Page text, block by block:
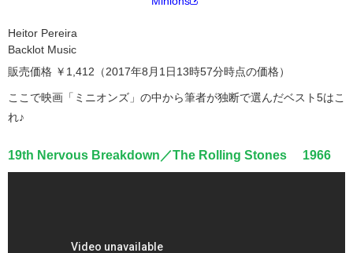
Heitor Pereira
Backlot Music
販売価格 ￥1,412（2017年8月1日13時57分時点の価格）
ここで映画「ミニオンズ」の中から筆者が独断で選んだベスト5はこ
れ♪
19th Nervous Breakdown／The Rolling Stones 1966